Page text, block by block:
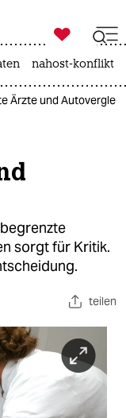

taz zahl ich
nahost-konflikt
Ärzte und
sorgt für Kritik.
teilen